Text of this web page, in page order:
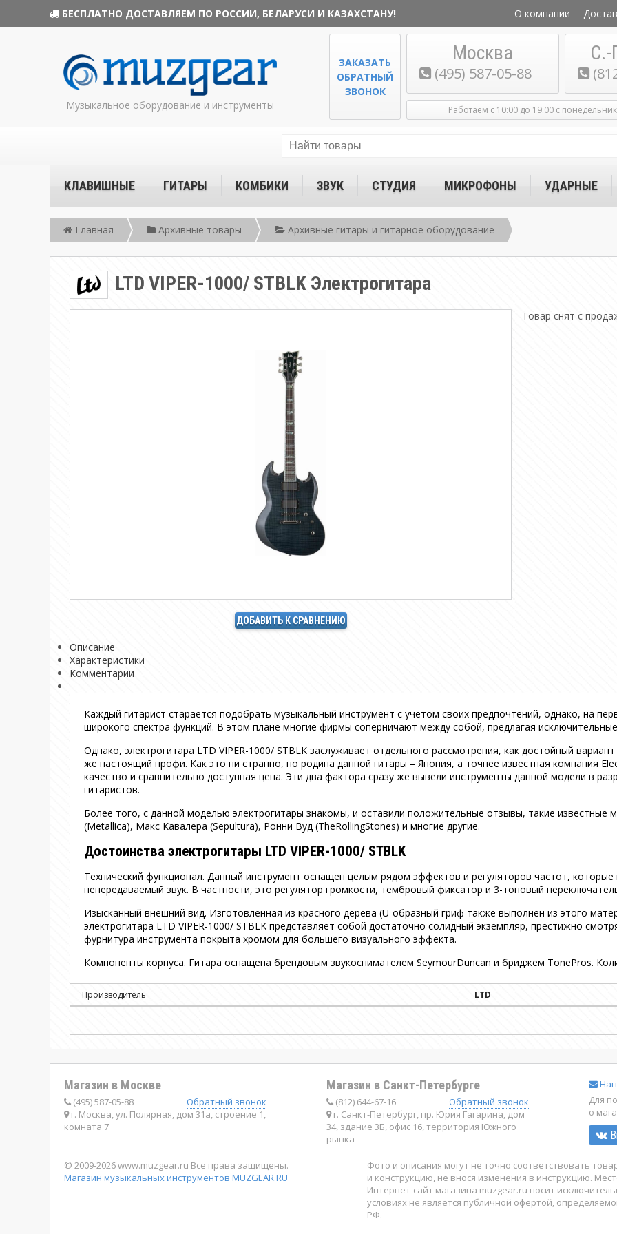
БЕСПЛАТНО ДОСТАВЛЯЕМ ПО РОССИИ, БЕЛАРУСИ И КАЗАХСТАНУ! О компании
Музыкальное оборудование и инструменты
Москва
(495) 587-05-88
С.-
ЗАКАЗАТЬ
ОБРАТНЫЙ
ЗВОНОК
Работаем с 10:00 до 19:00 с
КЛАВИШНЫЕ ГИТАРЫ КОМБИКИ ЗВУК СТУДИЯ МИКРОФОНЫ УДАРНЫЕ
Главная Архивные товары Архивные гитары и гитарное оборудование
LTD VIPER-1000/ STBLK Электрогитара
ДОБАВИТЬ К СРАВНЕНИЮ
Товар снят с
Описание
Характеристики
Комментарии
Каждый гитарист старается подобрать музыкальный инструмент с учетом своих предпочтений, однако, на
широкого спектра функций. В этом плане многие фирмы соперничают между собой, предлагая
Однако, электрогитара LTD VIPER-1000/ STBLK заслуживает отдельного рассмотрения, как достойный
же настоящий профи. Как это ни странно, но родина данной гитары – Япония, а точнее известная компания
качество и сравнительно доступная цена. Эти два фактора сразу же вывели инструменты данной модели в
гитаристов.
Более того, с данной моделью электрогитары знакомы, и оставили положительные отзывы, такие
(Metallica), Макс Кавалера (Sepultura), Ронни Вуд (TheRollingStones) и многие другие.
Достоинства электрогитары LTD VIPER-1000/ STBLK
Технический функционал. Данный инструмент оснащен целым рядом эффектов и регуляторов частот,
непередаваемый звук. В частности, это регулятор громкости, тембровый фиксатор и 3-тоновый
Изысканный внешний вид. Изготовленная из красного дерева (U-образный гриф также выполнен из этого
электрогитара LTD VIPER-1000/ STBLK представляет собой достаточно солидный экземпляр, престижно
фурнитура инструмента покрыта хромом для большего визуального эффекта.
Компоненты корпуса. Гитара оснащена брендовым звукоснимателем SeymourDuncan и бриджем TonePros.
Производитель LTD
Магазин в Москве
(495) 587-05-88
Обратный звонок
г. Москва, ул. Полярная, дом 31а, строение 1,
комната 7
Магазин в Санкт-Петербурге
(812) 644-67-16
Обратный звонок
г. Санкт-Петербург, пр. Юрия Гагарина, дом
34, здание 3Б, офис 16, территория Южного
рынка
Для
о
© 2009-2026 www.muzgear.ru Все права защищены.
Магазин музыкальных инструментов MUZGEAR.RU
Фото и описания могут не точно соответствовать
и конструкцию, не внося изменения в инструкцию.
Интернет-сайт магазина muzgear.ru носит
условиях не является публичной офертой,
РФ.